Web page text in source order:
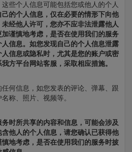
些个人信息可能包括您或他人的个人
的个人信息，仅在必要的情形下向他
经他人许可，您亦不应非法泄露他人
谨慎地考虑，是否在使用我们的服务
信息。如您发现自己的个人信息泄露
信息或隐私时，尤其是您的账户或密
方平台网站客服，采取相应措施。
何信息，如您发表的评论、弹幕、跟
称、照片、视频等。
时所共享的内容和信息，可能会涉及
他人的个人信息，请您确认已获得他
地考虑，是否在使用我们的服务时披